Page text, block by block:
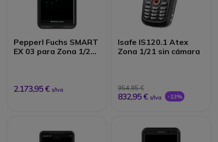
Pepperl Fuchs SMART
EX 03 para Zona 1/21
2.173,95 € s/Iva
Isafe IS120.1 Atex
Zona 1/21 sin cámara
954,95 €
832,95 € s/Iva -13%